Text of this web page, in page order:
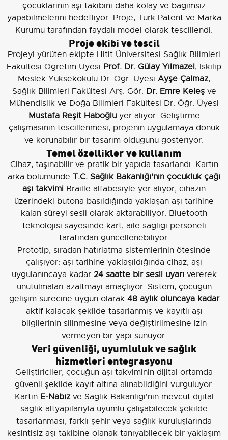
çocuklarının aşı takibini daha kolay ve bağımsız
yapabilmelerini hedefliyor. Proje, Türk Patent ve Marka
Kurumu tarafından faydalı model olarak tescillendi.
Proje ekibi ve tescil
Projeyi yürüten ekipte Hitit Üniversitesi Sağlık Bilimleri
Fakültesi Öğretim Üyesi Prof. Dr. Gülay Yılmazel, İskilip
Meslek Yüksekokulu Dr. Öğr. Üyesi Ayşe Çalmaz,
Sağlık Bilimleri Fakültesi Arş. Gör. Dr. Emre Keleşve
Mühendislik ve Doğa Bilimleri Fakültesi Dr. Öğr. Üyesi
Mustafa Reşit Haboğluyer alıyor. Geliştirme
çalışmasının tescillenmesi, projenin uygulamaya dönük
ve korunabilir bir tasarım olduğunu gösteriyor.
Temel özellikler ve kullanım
Cihaz, taşınabilir ve pratik bir yapıda tasarlandı. Kartın
arka bölümünde T.C. Sağlık Bakanlığı'nın çocukluk çağı
aşı takvimi Braille alfabesiyle yer alıyor; cihazın
üzerindeki butona basıldığında yaklaşan aşı tarihine
kalan süreyi sesli olarak aktarabiliyor. Bluetooth
teknolojisi sayesinde kart, aile sağlığı personeli
tarafından güncellenebiliyor.
Prototip, sıradan hatırlatma sistemlerinin ötesinde
çalışıyor: aşı tarihine yaklaşıldığında cihaz, aşı
uygulanıncaya kadar 24 saatte bir sesli uyarı vererek
unutulmaları azaltmayı amaçlıyor. Sistem, çocuğun
gelişim sürecine uygun olarak 48 aylık oluncaya kadar
aktif kalacak şekilde tasarlanmış ve kayıtlı aşı
bilgilerinin silinmesine veya değiştirilmesine izin
vermeyen bir yapı sunuyor.
Veri güvenliği, uyumluluk ve sağlık
hizmetleri entegrasyonu
Geliştiriciler, çocuğun aşı takviminin dijital ortamda
güvenli şekilde kayıt altına alınabildiğini vurguluyor.
Kartın E-Nabızve Sağlık Bakanlığı'nın mevcut dijital
sağlık altyapılarıyla uyumlu çalışabilecek şekilde
tasarlanması, farklı şehir veya sağlık kuruluşlarında
kesintisiz aşı takibine olanak tanıyabilecek bir yaklaşım